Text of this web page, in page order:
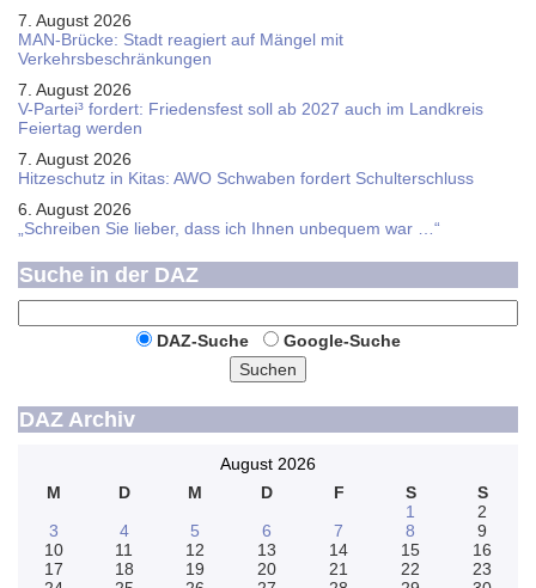
7. August 2026
MAN-Brücke: Stadt reagiert auf Mängel mit
Verkehrsbeschränkungen
7. August 2026
V-Partei­³ fordert: Friedens­fest soll ab 2027 auch im Land­kreis
Feier­tag werden
7. August 2026
Hitzeschutz in Kitas: AWO Schwaben fordert Schulterschluss
6. August 2026
„Schreiben Sie lieber, dass ich Ihnen unbequem war …“
Suche in der DAZ
DAZ-Suche
Google-Suche
Suchen
DAZ Archiv
August 2026
M
D M D F S
S
1
2
3
4 5 6 7 8
9
10
11 12 13 14 15
16
17
18 19 20 21 22
23